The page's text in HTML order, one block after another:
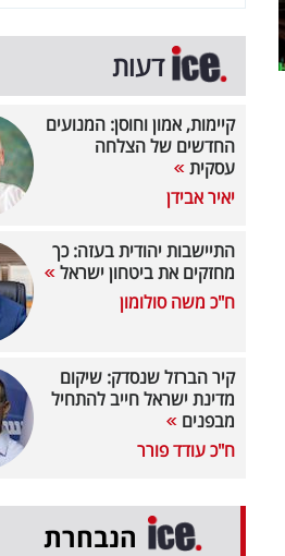
דעות
קיימות, אמון וחוסן: המנועים
החדשים של הצלחה
עסקית
יאיר אבידן
התיישבות יהודית בעזה: כך
מחזקים את ביטחון ישראל
ח"כ משה סולומון
קיר הברזל שנסדק: שיקום
מדינת ישראל חייב להתחיל
מבפנים
ח"כ עודד פורר
הנבחרת